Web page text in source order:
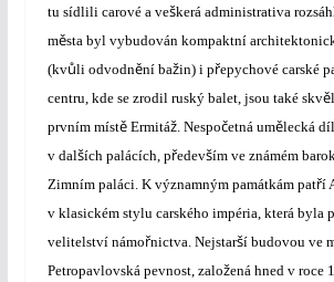
tu sídlili carové a veškerá administrativa
města byl vybudován kompaktní
(kvůli odvodnění bažin) i přepychové carské
centru, kde se zrodil ruský balet, jsou také skvě
prvním místěErmitáž. Nespočetná umělecká
v dalších palácích, především ve známém
Zimním paláci. K významným památkám patří
v klasickém stylu carského impéria, která byla
velitelství námořnictva. Nejstarší budovou ve
Petropavlovská pevnost, založená hned v roce